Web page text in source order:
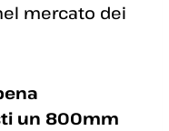
mercato dei
un 800mm